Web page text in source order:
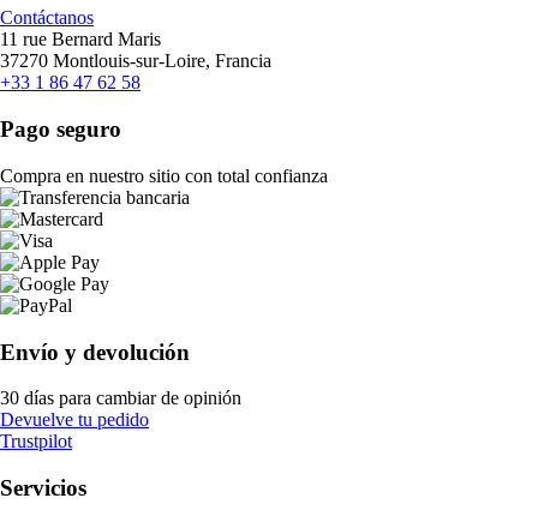
Contáctanos
11 rue Bernard Maris
37270 Montlouis-sur-Loire, Francia
+33 1 86 47 62 58
Pago seguro
Compra en nuestro sitio con total confianza
Envío y devolución
30 días para cambiar de opinión
Devuelve tu pedido
Trustpilot
Servicios